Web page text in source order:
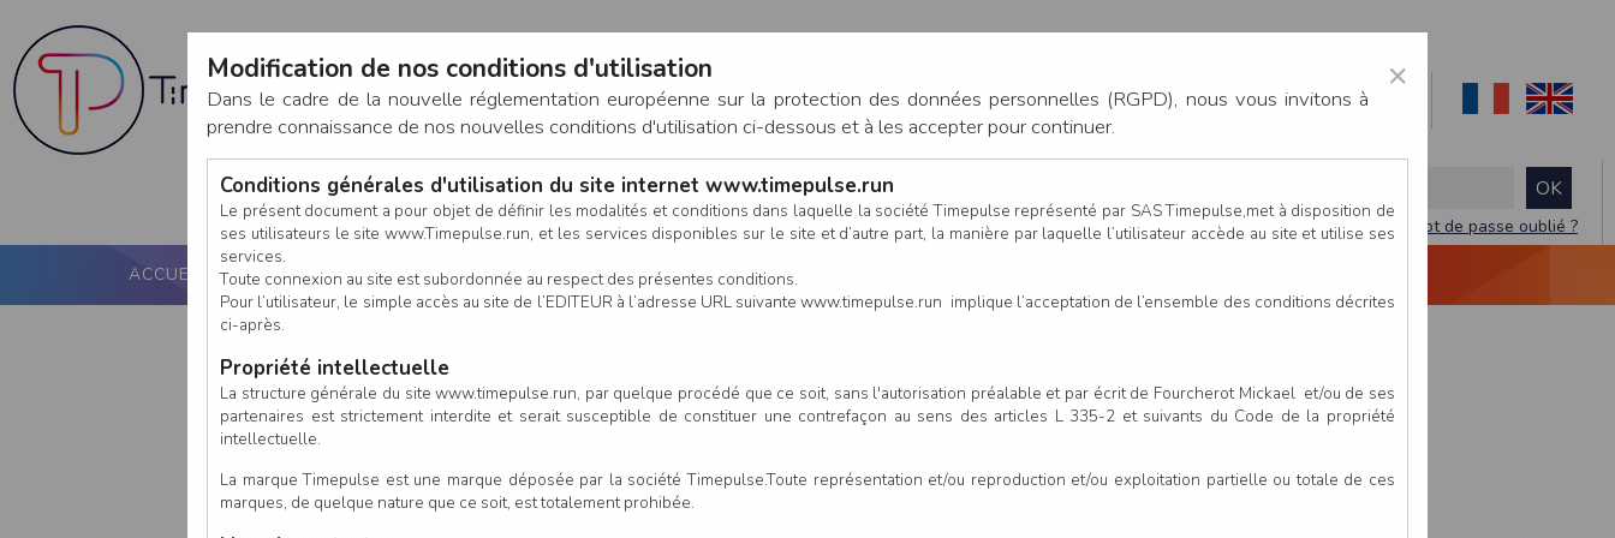
CONNEXION
Mot de passe oublié ?
ACCUEIL PUCE ACTIVE NOS SERVICES CALENDRIER RÉSULTATS
×
Modification de nos conditions d'utilisation
Dans le cadre de la nouvelle réglementation européenne sur la protection des données personnelles (RGPD), nous vous invitons à
prendre connaissance de nos nouvelles conditions d'utilisation ci-dessous et à les accepter pour continuer.
Conditions générales d'utilisation du site internet www.timepulse.run
Le présent document a pour objet de définir les modalités et conditions dans laquelle la société Timepulse représenté par SAS Timepulse,met à disposition de
ses utilisateurs le site www.Timepulse.run, et les services disponibles sur le site et d’autre part, la manière par laquelle l’utilisateur accède au site et utilise ses
services.
Toute connexion au site est subordonnée au respect des présentes conditions.
Pour l’utilisateur, le simple accès au site de l’EDITEUR à l’adresse URL suivante www.timepulse.run implique l’acceptation de l’ensemble des conditions décrites
ci-après.
Propriété intellectuelle
La structure générale du site www.timepulse.run, par quelque procédé que ce soit, sans l'autorisation préalable et par écrit de Fourcherot Mickael et/ou de ses
partenaires est strictement interdite et serait susceptible de constituer une contrefaçon au sens des articles L 335-2 et suivants du Code de la propriété
intellectuelle.
La marque Timepulse est une marque déposée par la société Timepulse.Toute représentation et/ou reproduction et/ou exploitation partielle ou totale de ces
marques, de quelque nature que ce soit, est totalement prohibée.